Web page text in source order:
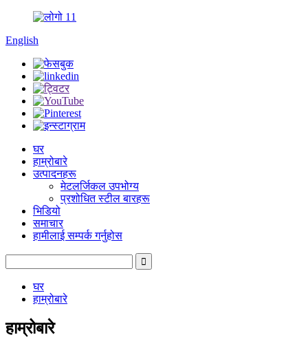
English
घर
हाम्रोबारे
उत्पादनहरू
मेटलर्जिकल उपभोग्य
प्रशोधित स्टील बारहरू
भिडियो
समाचार
हामीलाई सम्पर्क गर्नुहोस
घर
हाम्रोबारे
हाम्रोबारे